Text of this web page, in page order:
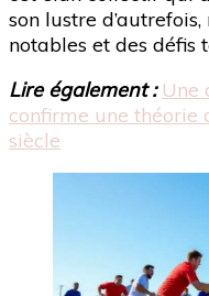
son lustre
notables et des défis
Lire également : Une
confirme une théorie
siècle